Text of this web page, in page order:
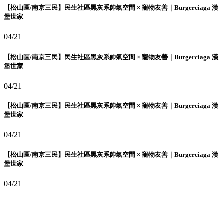
【松山區/南京三民】民生社區黑灰系帥氣空間 × 寵物友善｜Burgerciaga 漢
堡世家
04/21
【松山區/南京三民】民生社區黑灰系帥氣空間 × 寵物友善｜Burgerciaga 漢
堡世家
04/21
【松山區/南京三民】民生社區黑灰系帥氣空間 × 寵物友善｜Burgerciaga 漢
堡世家
04/21
【松山區/南京三民】民生社區黑灰系帥氣空間 × 寵物友善｜Burgerciaga 漢
堡世家
04/21